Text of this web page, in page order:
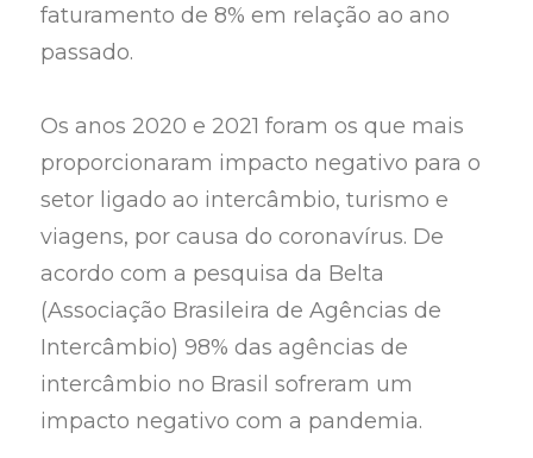
faturamento de 8% em relação ao ano
passado.
Os anos 2020 e 2021 foram os que mais
proporcionaram impacto negativo para o
setor ligado ao intercâmbio, turismo e
viagens, por causa do coronavírus. De
acordo com a pesquisa da Belta
(Associação Brasileira de Agências de
Intercâmbio) 98% das agências de
intercâmbio no Brasil sofreram um
impacto negativo com a pandemia.